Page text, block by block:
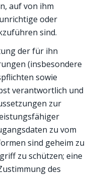
auf von ihm
oder
sind.
der für ihn
(insbesondere
sowie
verantwortlich und
zur
zu vom
sind geheim zu
zu schützen; eine
des